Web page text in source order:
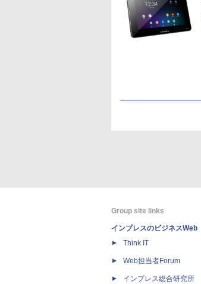
Group site links
インプレスのビジネスWeb
Think IT
Web担当者Forum
インプレス総合研究所